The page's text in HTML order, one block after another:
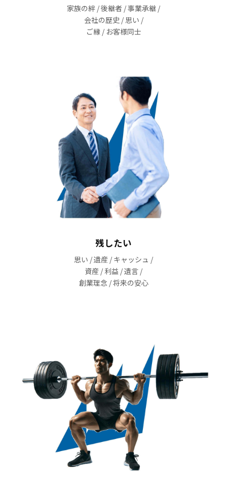
家族の絆 / 後継者 / 事業承継 /
会社の歴史 / 思い /
ご縁 / お客様同士
残したい
思い / 遺産 / キャッシュ /
資産 / 利益 / 遺言 /
創業理念 / 将来の安心